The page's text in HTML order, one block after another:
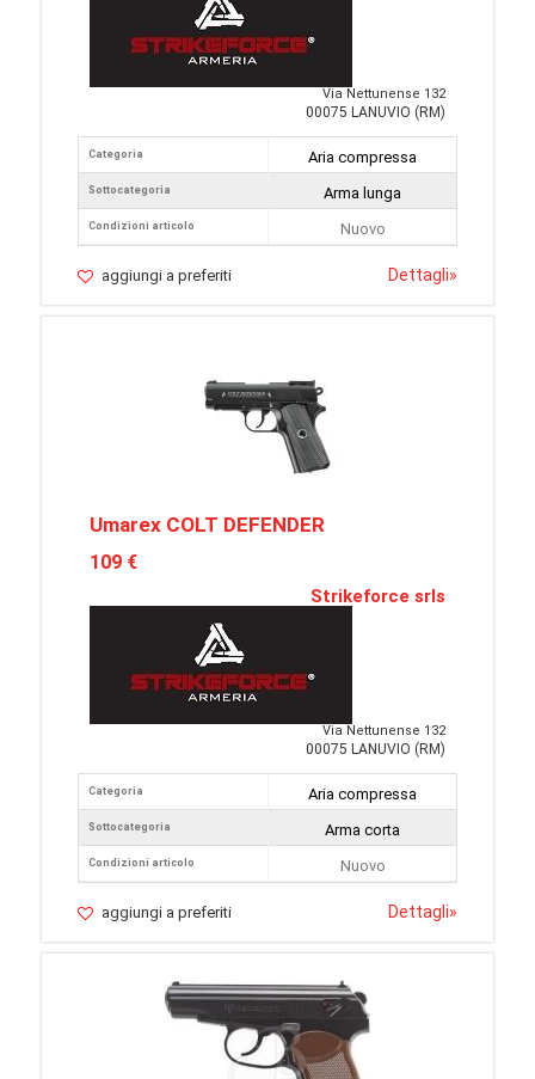
Via Nettunense 132
00075 LANUVIO (RM)
Categoria
Sottocategoria
Condizioni articolo
Aria compressa
Arma lunga
Nuovo
aggiungi a preferiti Dettagli»
Umarex COLT DEFENDER
109 €
Strikeforce srls
Via Nettunense 132
00075 LANUVIO (RM)
Categoria
Sottocategoria
Condizioni articolo
Aria compressa
Arma corta
Nuovo
aggiungi a preferiti Dettagli»